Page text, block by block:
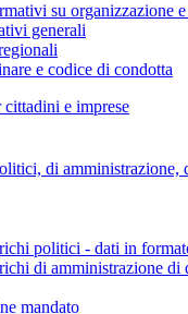
su organizzazione
generali
e codice di condotta
e imprese
di amministrazione,
politici - dati in
di amministrazione di
mandato